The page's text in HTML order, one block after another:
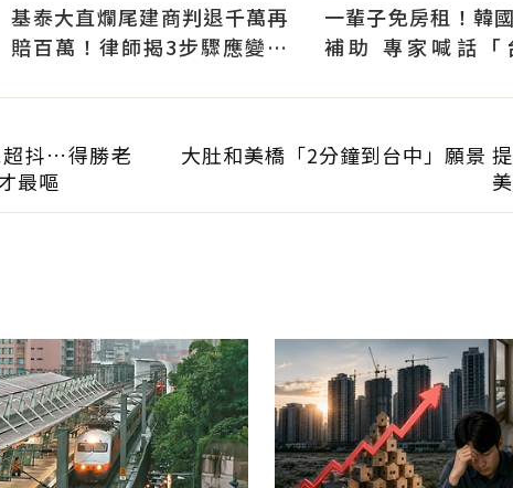
基泰大直爛尾建商判退千萬再
賠百萬！律師揭3步驟應變：
一輩子免房租！韓
補助 專家喊話「
超抖…得勝老
最嘔
大肚和美橋「2分鐘到台中」願景